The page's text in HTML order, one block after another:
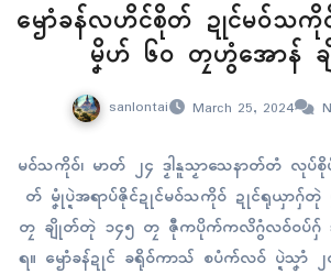
ၝောံခန်လဟိၚ်စိုတ် ဍုၚ်မဝ်သကို
မၞိဟ် ၆၀ တၠဟွံအောန်
sanlontai March 25, 2024
မဝ်သကိုဝ်၊ မာတ် ၂၄ ဒၟါနူသၟာသေနာတ်တံ လုပ်စို
တ် မၞုံပ္ဍဲအရာပ်ဇိုၚ်ဍုၚ်မဝ်သကိုဝ် ဍုၚ်ရုယှာဂှ်
တၠ ချိုတ်တုဲ ၁၄၅ တၠ ဇီုကပိုက်ကလိဂွံလဝ်ဝပ်
ရ။ ၝောံခန်ဍုၚ် ခရိုဝ်ကာသ် စပံက်လဝ် ပ္ဍဲသၞာံ ၂